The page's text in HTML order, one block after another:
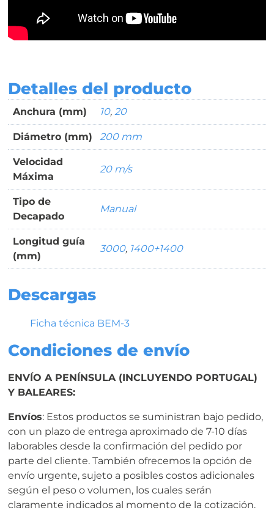
Detalles del producto
Anchura (mm) 10, 20
Diámetro (mm) 200 mm
Velocidad
Máxima
20 m/s
Tipo de
Decapado
Manual
Longitud guía
(mm)
3000, 1400+1400
Descargas
Ficha técnica BEM-3
Condiciones de envío
ENVÍO A PENÍNSULA (INCLUYENDO PORTUGAL)
Y BALEARES:
Envíos: Estos productos se suministran bajo pedido,
con un plazo de entrega aproximado de 7-10 días
laborables desde la confirmación del pedido por
parte del cliente. También ofrecemos la opción de
envío urgente, sujeto a posibles costos adicionales
según el peso o volumen, los cuales serán
claramente indicados al momento de la cotización.